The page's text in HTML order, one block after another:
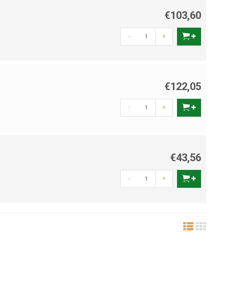
€103,60
- +
€122,05
- +
€43,56
- +